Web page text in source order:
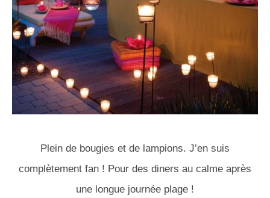
Plein de bougies et de lampions. J’en suis
complètement fan ! Pour des diners au calme après
une longue journée plage !